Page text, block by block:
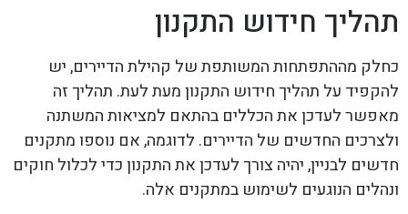
תהליך חידוש התקנון
כחלק מההתפתחות המשותפת של קהילת הדיירים, יש
להקפיד על תהליך חידוש התקנון מעת לעת. תהליך זה
מאפשר לעדכן את הכללים בהתאם למציאות המשתנה
ולצרכים החדשים של הדיירים. לדוגמה, אם נוספו מתקנים
חדשים לבניין, יהיה צורך לעדכן את התקנון כדי לכלול חוקים
ונהלים הנוגעים לשימוש במתקנים אלה.